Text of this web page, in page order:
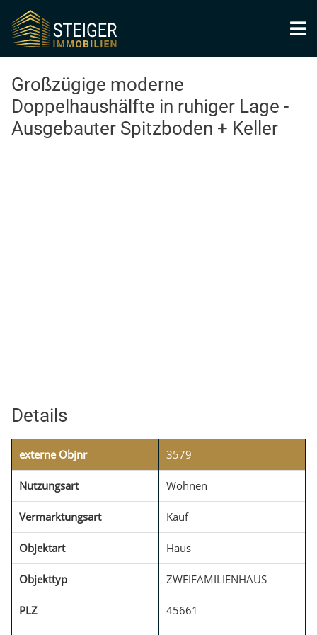
Großzügige moderne
Doppelhaushälfte in ruhiger Lage -
Ausgebauter Spitzboden + Keller
Details
externe Objnr 3579
Nutzungsart Wohnen
Vermarktungsart Kauf
Objektart Haus
Objekttyp ZWEIFAMILIENHAUS
PLZ 45661